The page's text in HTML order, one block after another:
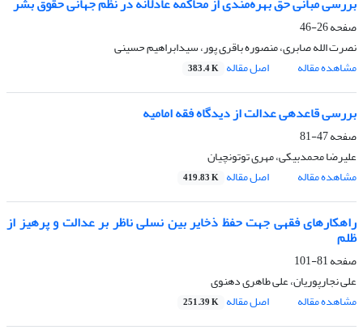
صفحه26-46
نصرت الله صابری، منصوره باقری پور، سیدابراهیم حسینی
مشاهده مقاله
اصل مقاله 383.4 K
بررسی قاعده‏ی عدالت از دیدگاه فقه امامیه
صفحه47-81
علیرضا محمدبیکی، مهری توتونچیان
مشاهده مقاله
اصل مقاله 419.83 K
راهکارهای فقهی جهت حفظ ذخایر بین نسلی ناظر بر عدالت و پرهیز از
ظلم
صفحه81-101
علی نجارپوریان، علی طاهری دهنوی
مشاهده مقاله
اصل مقاله 251.39 K